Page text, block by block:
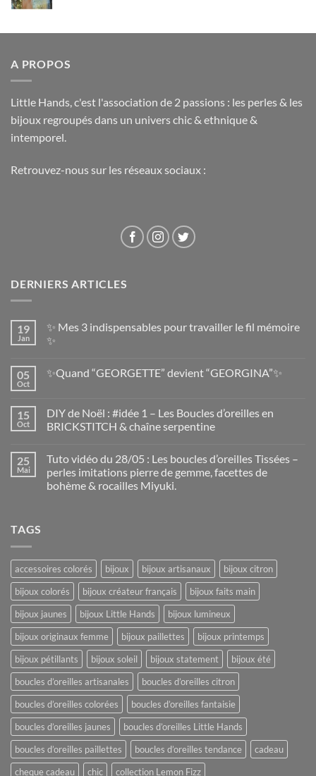
A PROPOS
Little Hands, c'est l'association de 2 passions : les perles & les
bijoux regroupés dans un univers chic & ethnique &
intemporel.
Retrouvez-nous sur les réseaux sociaux :
DERNIERS ARTICLES
19
Jan
✨ Mes 3 indispensables pour travailler le fil mémoire
✨
05
Oct
✨Quand “GEORGETTE” devient “GEORGINA”✨
15
Oct
DIY de Noël : #idée 1 – Les Boucles d’oreilles en
BRICKSTITCH & chaîne serpentine
25
Mai
Tuto vidéo du 28/05 : Les boucles d’oreilles Tissées –
perles imitations pierre de gemme, facettes de
bohème & rocailles Miyuki.
TAGS
accessoires colorés bijoux bijoux artisanaux
bijoux citron
bijoux colorés
bijoux créateur français
bijoux faits main
bijoux jaunes
bijoux Little Hands
bijoux lumineux
bijoux originaux femme
bijoux paillettes
bijoux printemps
bijoux pétillants
bijoux soleil bijoux statement
bijoux été
boucles d’oreilles artisanales
boucles d’oreilles citron
boucles d’oreilles colorées
boucles d’oreilles fantaisie
boucles d’oreilles jaunes
boucles d’oreilles Little Hands
boucles d’oreilles paillettes
boucles d’oreilles tendance
cadeau
cheque cadeau
chic collection Lemon Fizz